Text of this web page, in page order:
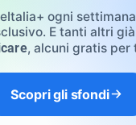
ogni
E tanti altri già
, alcuni gratis per
Scopri gli sfondi